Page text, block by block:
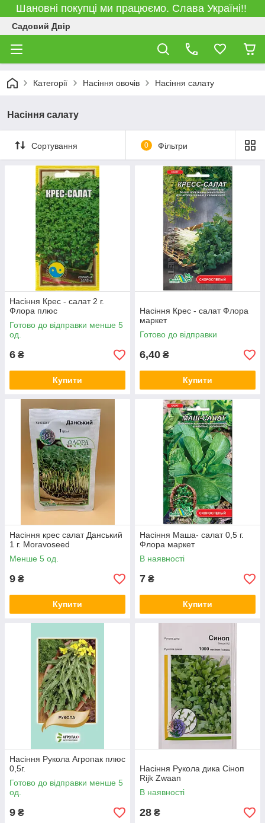
Шановні покупці ми працюємо. Слава Україні!!
Садовий Двір
Категорії Насіння овочів Насіння салату
Насіння салату
Сортування 0 Фільтри
Насіння Крес - салат 2 г.
Флора плюс
Готово до відправки менше 5
од.
6 ₴
Купити
Насіння Крес - салат Флора
маркет
Готово до відправки
6,40 ₴
Купити
Насіння крес салат Данський
1 г. Moravoseed
Менше 5 од.
9 ₴
Купити
Насіння Маша- салат 0,5 г.
Флора маркет
В наявності
7 ₴
Купити
Насіння Рукола Агропак плюс
0,5г.
Готово до відправки менше 5
од.
9 ₴
Насіння Рукола дика Сіноп
Rijk Zwaan
В наявності
28 ₴